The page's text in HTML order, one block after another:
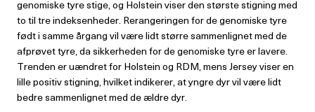
genomiske tyre stige, og Holstein viser den største stigning med
to til tre indeksenheder. Rerangeringen for de genomiske tyre
født i samme årgang vil være lidt større sammenlignet med de
afprøvet tyre, da sikkerheden for de genomiske tyre er lavere.
Trenden er uændret for Holstein og RDM, mens Jersey viser en
lille positiv stigning, hvilket indikerer, at yngre dyr vil være lidt
bedre sammenlignet med de ældre dyr.